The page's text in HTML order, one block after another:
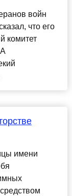
войн
что его
комитет
имени